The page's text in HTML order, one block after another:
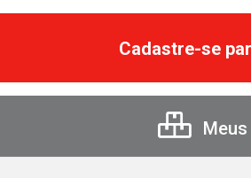
Cadastre-se